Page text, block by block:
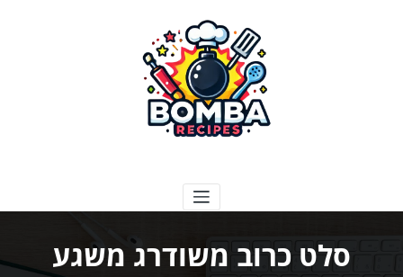
סלט כרוב משודרג משגע